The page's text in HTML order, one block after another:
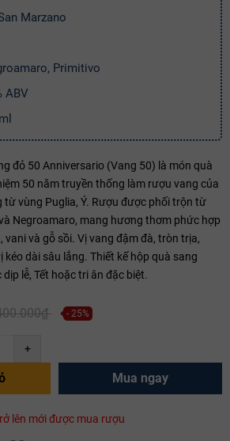
Marzano
Primitivo
ABV
đỏ 50 Anniversario (Vang 50) là món quà
50 năm truyền thống làm rượu vang của
từ vùng Puglia, Ý. Rượu được phối trộn từ
Negroamaro, mang hương thơm phức hợp
vani và gỗ sồi. Vị vang đậm đà, tròn trịa,
dài sâu lắng. Thiết kế hộp quà sang
lễ, Tết hoặc tri ân đặc biệt.
- 25%
+
Mua ngay
lên mới được mua rượu